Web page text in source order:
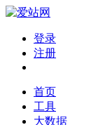
登录
注册
首页
工具
大数据